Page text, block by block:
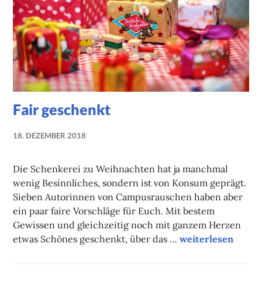
Fair geschenkt
18. DEZEMBER 2018
Die Schenkerei zu Weihnachten hat ja manchmal
wenig Besinnliches, sondern ist von Konsum geprägt.
Sieben Autorinnen von Campusrauschen haben aber
ein paar faire Vorschläge für Euch. Mit bestem
Gewissen und gleichzeitig noch mit ganzem Herzen
etwas Schönes geschenkt, über das …Fair geschenkt
weiterlesen